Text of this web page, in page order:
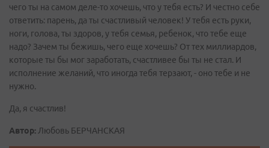
чего ты на самом деле-то хочешь, что у тебя есть? И честно себе
ответить: парень, да ты счастливый человек! У тебя есть руки,
ноги, голова, ты здоров, у тебя семья, ребенок, что тебе еще
надо? Зачем ты бежишь, чего еще хочешь? От тех миллиардов,
которые ты бы мог заработать, счастливее бы ты не стал. И
исполнение желаний, что иногда тебя терзают, - оно тебе и не
нужно.
Да, я счастлив!
Автор:Любовь БЕРЧАНСКАЯ